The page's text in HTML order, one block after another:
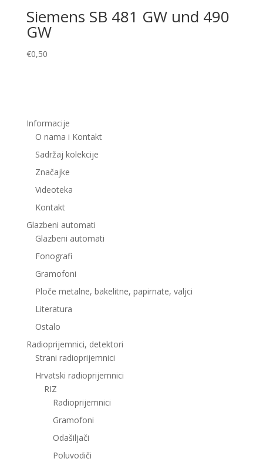
Siemens SB 481 GW und 490
GW
€0,50
Informacije
O nama i Kontakt
Sadržaj kolekcije
Značajke
Videoteka
Kontakt
Glazbeni automati
Glazbeni automati
Fonografi
Gramofoni
Ploče metalne, bakelitne, papirnate, valjci
Literatura
Ostalo
Radioprijemnici, detektori
Strani radioprijemnici
Hrvatski radioprijemnici
RIZ
Radioprijemnici
Gramofoni
Odašiljači
Poluvodiči